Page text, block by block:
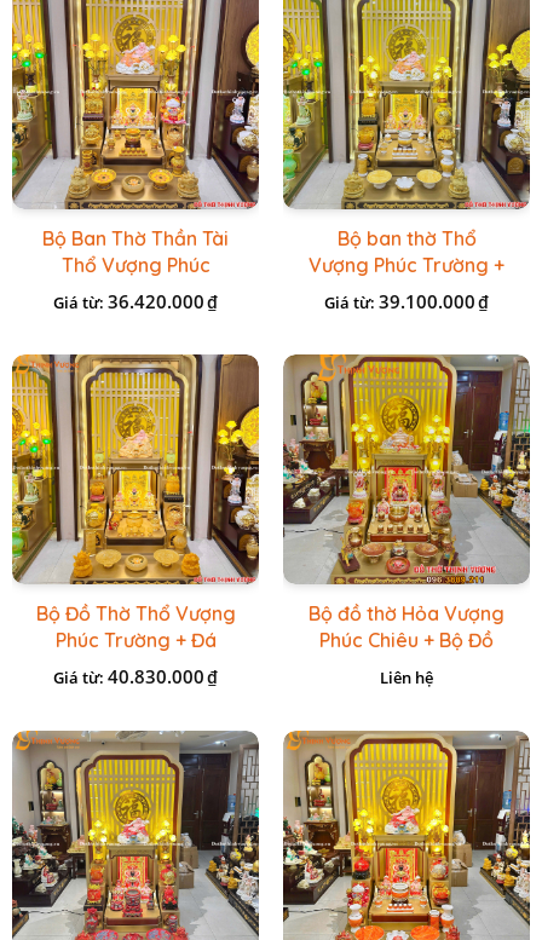
Bộ Ban Thờ Thần Tài
Thổ Vượng Phúc
Trường + Bộ Đồ Sứ
Cao Cấp Gấm Vàng
Giá từ: 36.420.000₫
Bộ ban thờ Thổ
Vượng Phúc Trường +
Đồ Sứ Vàng Đá Cao
Giá từ: 39.100.000₫
Bộ Đồ Thờ Thổ Vượng
Phúc Trường + Đá
Onix Vàng
Giá từ: 40.830.000₫
Bộ đồ thờ Hỏa Vượng
Phúc Chiêu + Bộ Đồ
Thờ Đá Đỏ Bọc Đồng
Cao cấp
Liên hệ